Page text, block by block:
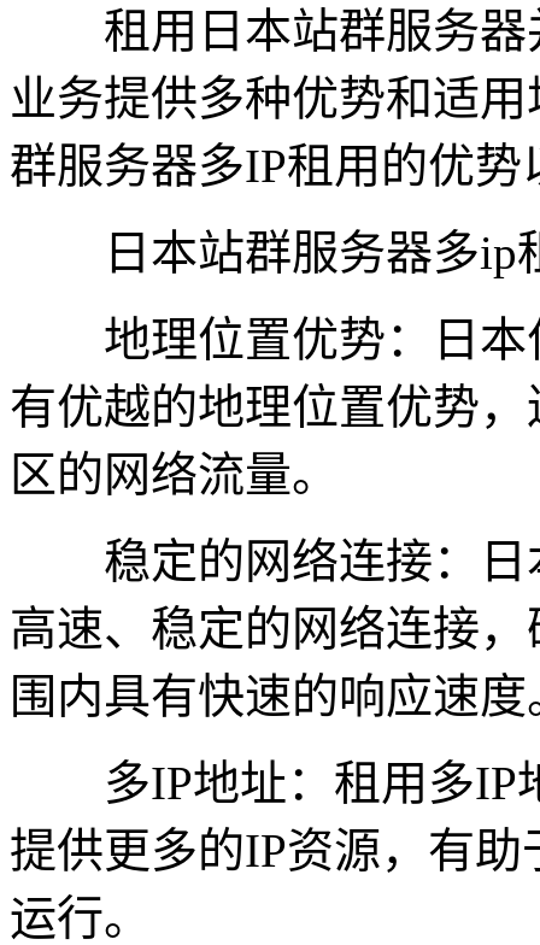
租用日本站群服务器
业务提供多种优势和适
群服务器多IP租用的优
日本站群服务器多ip
地理位置优势：日本
有优越的地理位置优势
区的网络流量。
稳定的网络连接：日
高速、稳定的网络连接
围内具有快速的响应速度
多IP地址：租用多IP
提供更多的IP资源，有
运行。